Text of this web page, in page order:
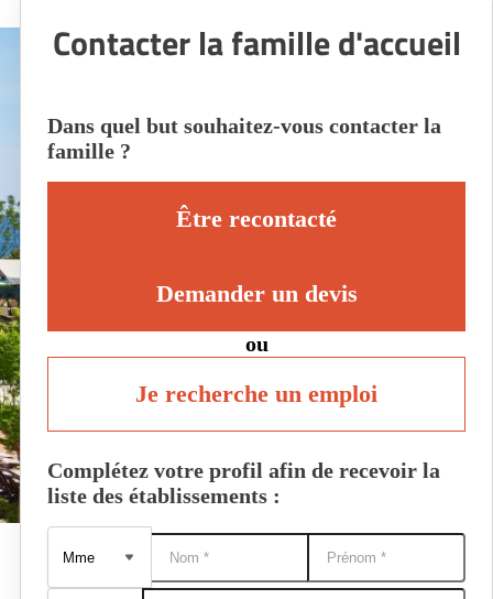
Contacter la famille d'accueil
Dans quel but souhaitez-vous contacter la
famille ?
Être recontacté
Demander un devis
ou
Je recherche un emploi
Complétez votre profil afin de recevoir la
liste des établissements :